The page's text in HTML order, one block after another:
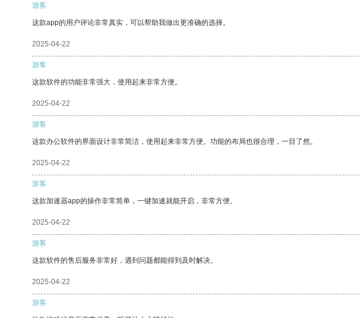
游客
这款app的用户评论非常真实，可以帮助我做出更准确的选择。
2025-04-22
游客
这款软件的功能非常强大，使用起来非常方便。
2025-04-22
游客
这款办公软件的界面设计非常简洁，使用起来非常方便。功能的布局也很合理，一目了然。
2025-04-22
游客
这款加速器app的操作非常简单，一键加速就能开启，非常方便。
2025-04-22
游客
这款软件的售后服务非常好，遇到问题都能得到及时解决。
2025-04-22
游客